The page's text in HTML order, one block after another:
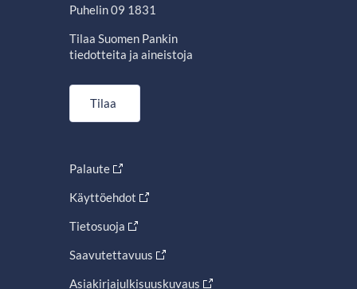
Puhelin 09 1831
Tilaa Suomen Pankin
tiedotteita ja aineistoja
Tilaa
Palaute
Käyttöehdot
Tietosuoja
Saavutettavuus
Asiakirjajulkisuuskuvaus